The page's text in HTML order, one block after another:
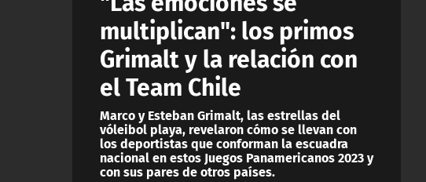
multiplican": los primos
Grimalt y la relación con
el Team Chile
Marco y Esteban Grimalt, las estrellas del
vóleibol playa, revelaron cómo se llevan con
los deportistas que conforman la escuadra
nacional en estos Juegos Panamericanos 2023 y
con sus pares de otros países.